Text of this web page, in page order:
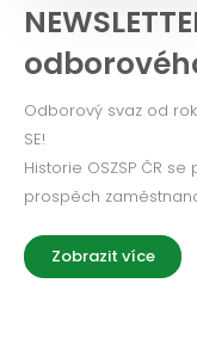
Odborový svaz od
SE!
Historie OSZSP ČR
prospěch
Zobrazit více